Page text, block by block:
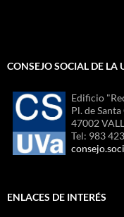
CONSEJO SOCIAL DE LA
Edificio
Pl. de
47002
Tel: 983
ENLACES DE INTERÉS